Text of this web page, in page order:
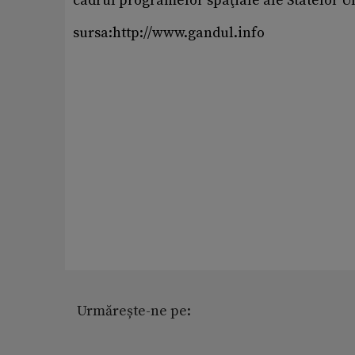
sursa:http://www.gandul.info
Urmărește-ne pe: